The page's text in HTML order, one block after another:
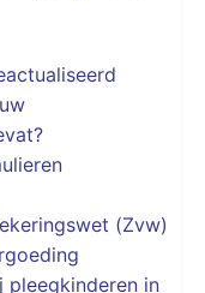
(Zvw)
pleegkinderen in